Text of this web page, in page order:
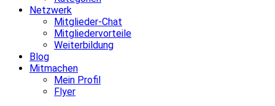
Netzwerk
Mitglieder-Chat
Mitgliedervorteile
Weiterbildung
Blog
Mitmachen
Mein Profil
Flyer